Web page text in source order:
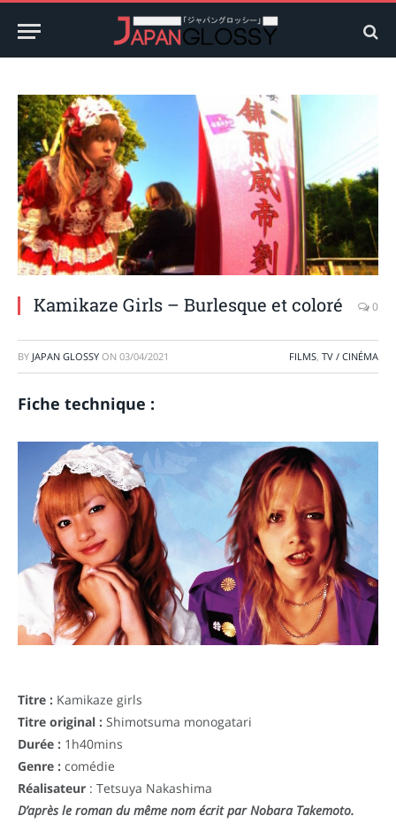
Kamikaze Girls – Burlesque et coloré 0
BY JAPAN GLOSSY ON 03/04/2021 FILMS, TV / CINÉMA
Fiche technique :
Titre : Kamikaze girls
Titre original : Shimotsuma monogatari
Durée : 1h40mins
Genre : comédie
Réalisateur : Tetsuya Nakashima
D’après le roman du même nom écrit par Nobara Takemoto.